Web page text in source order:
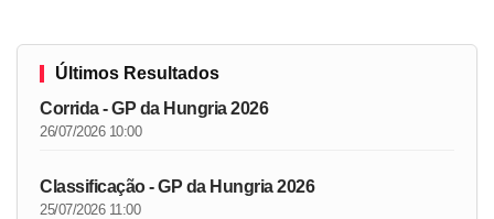
Últimos Resultados
Corrida - GP da Hungria 2026
26/07/2026 10:00
Classificação - GP da Hungria 2026
25/07/2026 11:00